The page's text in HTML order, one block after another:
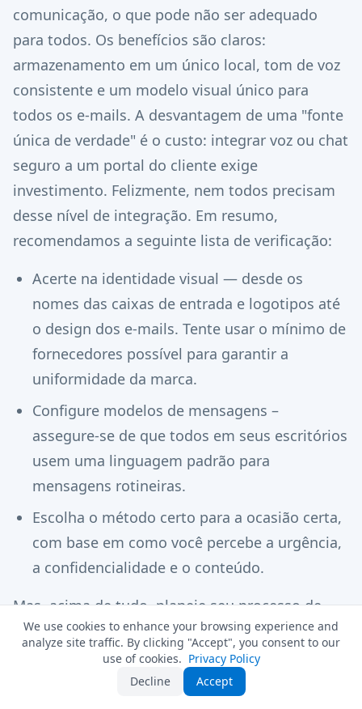
comunicação, o que pode não ser adequado
para todos. Os benefícios são claros:
armazenamento em um único local, tom de voz
consistente e um modelo visual único para
todos os e-mails. A desvantagem de uma "fonte
única de verdade" é o custo: integrar voz ou chat
seguro a um portal do cliente exige
investimento. Felizmente, nem todos precisam
desse nível de integração. Em resumo,
recomendamos a seguinte lista de verificação:
Acerte na identidade visual — desde os
nomes das caixas de entrada e logotipos até
o design dos e-mails. Tente usar o mínimo de
fornecedores possível para garantir a
uniformidade da marca.
Configure modelos de mensagens –
assegure-se de que todos em seus escritórios
usem uma linguagem padrão para
mensagens rotineiras.
Escolha o método certo para a ocasião certa,
com base em como você percebe a urgência,
a confidencialidade e o conteúdo.
Mas, acima de tudo, planeje seu processo de
vendas e entrega de produtos. A estratégia de
comunicação é apenas uma parte disso.
We use cookies to enhance your browsing experience and
analyze site traffic. By clicking "Accept", you consent to our
use of cookies. Privacy Policy
Decline
Accept